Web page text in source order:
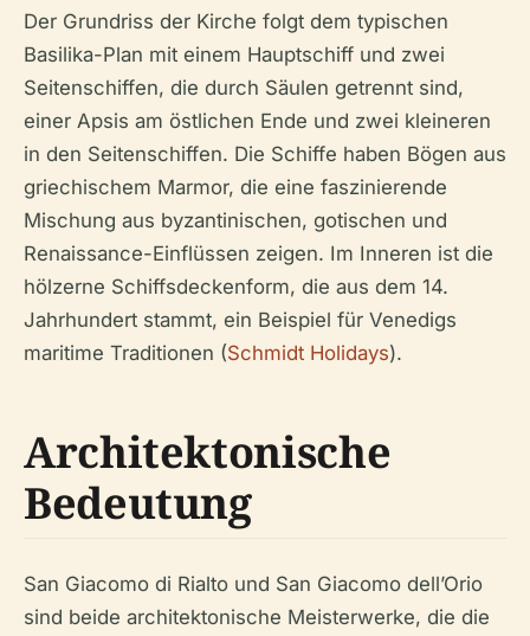
Der Grundriss der Kirche folgt dem typischen
Basilika-Plan mit einem Hauptschiff und zwei
Seitenschiffen, die durch Säulen getrennt sind,
einer Apsis am östlichen Ende und zwei kleineren
in den Seitenschiffen. Die Schiffe haben Bögen aus
griechischem Marmor, die eine faszinierende
Mischung aus byzantinischen, gotischen und
Renaissance-Einflüssen zeigen. Im Inneren ist die
hölzerne Schiffsdeckenform, die aus dem 14.
Jahrhundert stammt, ein Beispiel für Venedigs
maritime Traditionen (Schmidt Holidays).
Architektonische
Bedeutung
San Giacomo di Rialto und San Giacomo dell’Orio
sind beide architektonische Meisterwerke, die die